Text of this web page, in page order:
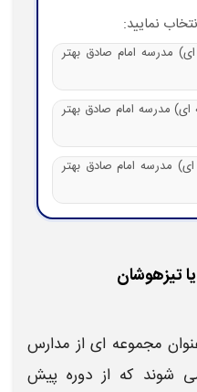
نمایید:
(15 دقیقه ای) مدرسه امام صادق بهتر
ای (30 دقیقه ای) مدرسه امام صادق بهتر
(45 دقیقه ای) مدرسه امام صادق بهتر
تیزهوشان
مجموعه‌ ای از مدارس
شوند که از دوره پیش‌